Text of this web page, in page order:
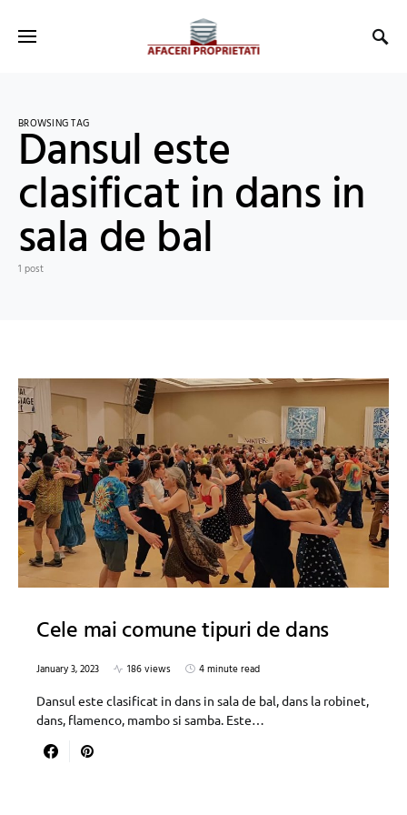
BROWSING TAG
Dansul este
clasificat in dans in
sala de bal
1 post
Cele mai comune tipuri de dans
January 3, 2023 186 views
4 minute read
Dansul este clasificat in dans in sala de bal, dans la robinet,
dans, flamenco, mambo si samba. Este…